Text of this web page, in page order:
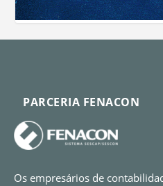
PARCERIA FENACON
Os empresários de